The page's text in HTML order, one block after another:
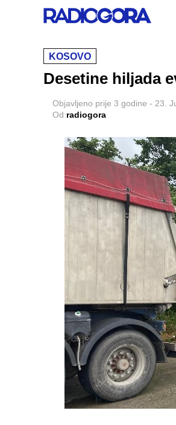
KOSOVO
Desetine hiljada
Objavljeno prije 3 godine - 23.
Od radiogora